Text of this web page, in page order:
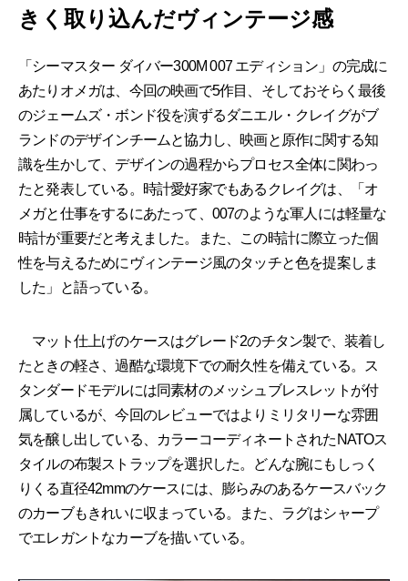
きく取り込んだヴィンテージ感
「シーマスター ダイバー300M 007 エディション」の完成に
あたりオメガは、今回の映画で5作目、そしておそらく最後
のジェームズ・ボンド役を演ずるダニエル・クレイグがブ
ランドのデザインチームと協力し、映画と原作に関する知
識を生かして、デザインの過程からプロセス全体に関わっ
たと発表している。時計愛好家でもあるクレイグは、「オ
メガと仕事をするにあたって、007のような軍人には軽量な
時計が重要だと考えました。また、この時計に際立った個
性を与えるためにヴィンテージ風のタッチと色を提案しま
した」と語っている。
マット仕上げのケースはグレード2のチタン製で、装着し
たときの軽さ、過酷な環境下での耐久性を備えている。ス
タンダードモデルには同素材のメッシュブレスレットが付
属しているが、今回のレビューではよりミリタリーな雰囲
気を醸し出している、カラーコーディネートされたNATOス
タイルの布製ストラップを選択した。どんな腕にもしっく
りくる直径42mmのケースには、膨らみのあるケースバック
のカーブもきれいに収まっている。また、ラグはシャープ
でエレガントなカーブを描いている。